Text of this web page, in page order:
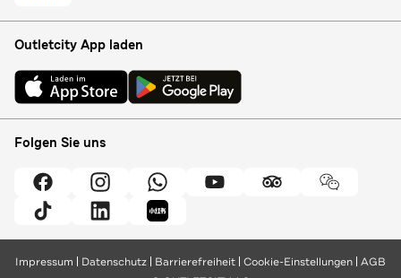
Outletcity App laden
Folgen Sie uns
Impressum Datenschutz Barrierefreiheit Cookie-Einstellungen AGB